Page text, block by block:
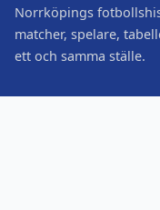
Norrköpings
matcher, spelare,
ett och samma ställe.